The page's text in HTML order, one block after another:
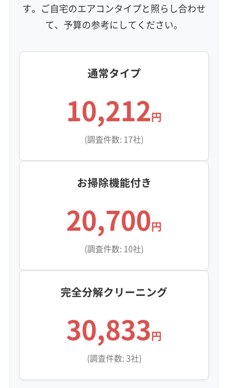
利便性・サービス (12)
当日予約可能
即日対応可能 24時間対応
土日祝日対応
防カビ・抗菌 消臭処理
※項目にカーソルを合わせると詳細な説明が表示されます。
す。ご自宅のエアコンタイプと照らし合わせ
て、予算の参考にしてください。
通常タイプ
10,212円
(調査件数: 17社)
お掃除機能付き
20,700円
(調査件数: 10社)
完全分解クリーニング
30,833円
(調査件数: 3社)